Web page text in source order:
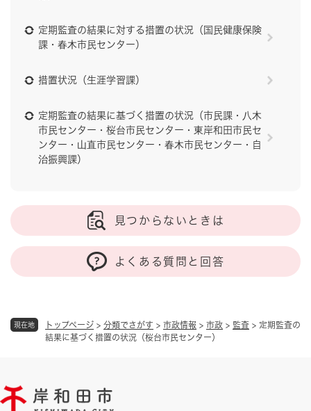
現在地 トップページ > 分類でさがす > 市政情報 > 市政 > 監査 > 定期監査の
結果に基づく措置の状況（桜台市民センター）
定期監査の結果に対する措置の状況（国民健康保険
課・春木市民センター）
措置状況（生涯学習課）
定期監査の結果に基づく措置の状況（市民課・八木
市民センター・桜台市民センター・東岸和田市民セ
ンター・山直市民センター・春木市民センター・自
治振興課）
見つからないときは
よくある質問と回答